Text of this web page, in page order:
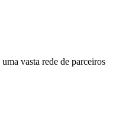
vasta rede de parceiros